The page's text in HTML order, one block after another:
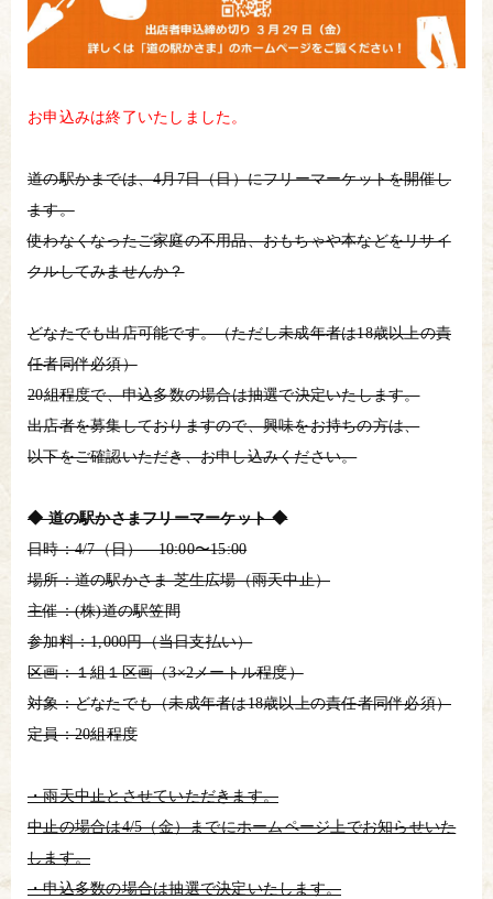
お申込みは終了いたしました。
道の駅かまでは、4月7日（日）にフリーマーケットを開催し
ます。
使わなくなったご家庭の不用品、おもちゃや本などをリサイ
クルしてみませんか？
どなたでも出店可能です。（ただし未成年者は18歳以上の責
任者同伴必須）
20組程度で、申込多数の場合は抽選で決定いたします。
出店者を募集しておりますので、興味をお持ちの方は、
以下をご確認いただき、お申し込みください。
◆ 道の駅かさまフリーマーケット ◆
日時：︎4/7（日） 10:00〜15:00
場所：道の駅かさま 芝生広場（雨天中止）
主催：(株)道の駅笠間
参加料：1,000円（当日支払い）
区画：１組１区画（3×2メートル程度）
対象：どなたでも（未成年者は18歳以上の責任者同伴必須）
定員：20組程度
・雨天中止とさせていただきます。
中止の場合は4/5（金）までにホームページ上でお知らせいた
します。
・申込多数の場合は抽選で決定いたします。